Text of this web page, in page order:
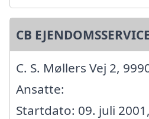
CB
C. S. Møllers Vej 2,
Ansatte:
Startdato: 09. juli 2001,